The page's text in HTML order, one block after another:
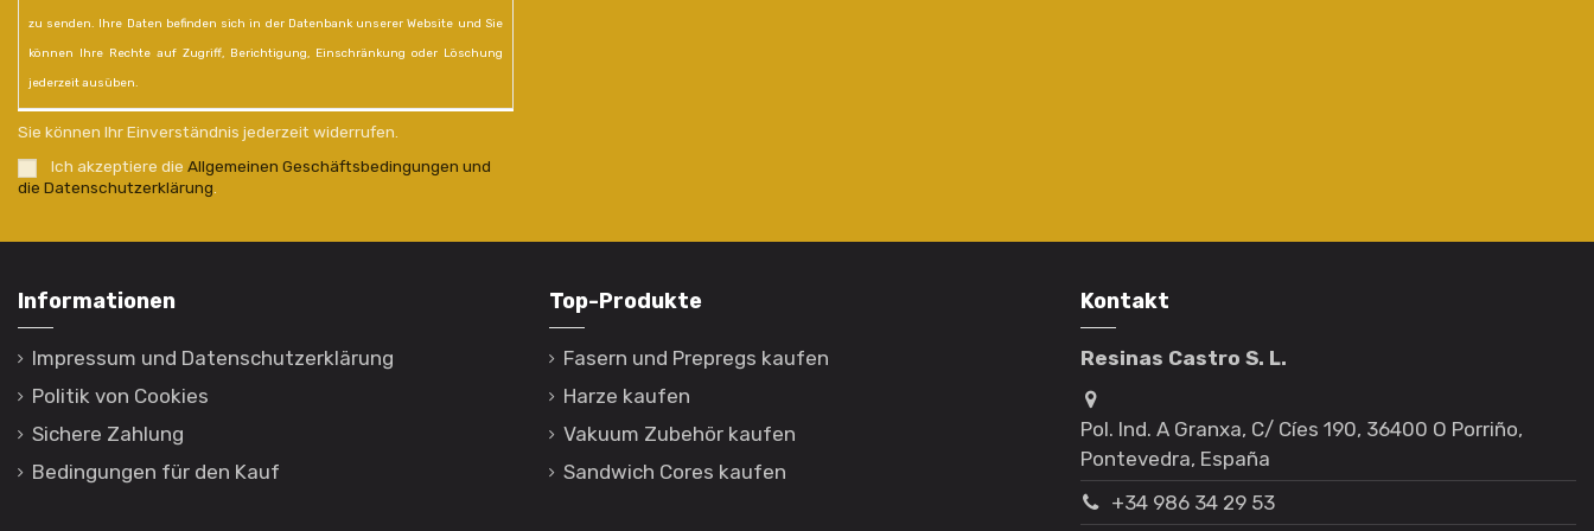
zu senden. Ihre Daten befinden sich in der Datenbank unserer Website und Sie
können Ihre Rechte auf Zugriff, Berichtigung, Einschränkung oder Löschung
jederzeit ausüben.
Sie können Ihr Einverständnis jederzeit widerrufen.
Ich akzeptiere die Allgemeinen Geschäftsbedingungen und
die Datenschutzerklärung
Informationen
Impressum und Datenschutzerklärung
Politik von Cookies
Sichere Zahlung
Bedingungen für den Kauf
Top-Produkte
Fasern und Prepregs kaufen
Harze kaufen
Vakuum Zubehör kaufen
Sandwich Cores kaufen
Kontakt
Resinas Castro S. L.
Pol. Ind. A Granxa, C/ Cíes 190, 36400 O Porriño,
Pontevedra, España
+34 986 34 29 53